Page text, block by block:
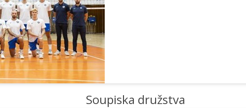
Soupiska družstva